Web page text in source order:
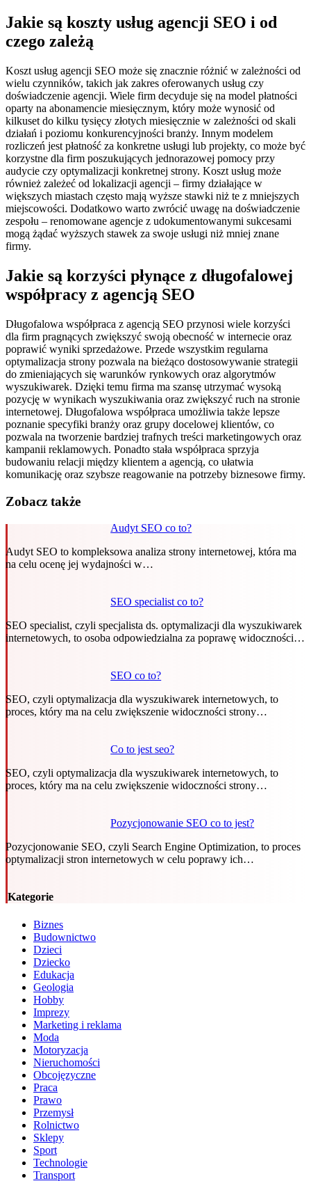
Jakie są koszty usług agencji SEO i od
czego zależą
Koszt usług agencji SEO może się znacznie różnić w zależności od
wielu czynników, takich jak zakres oferowanych usług czy
doświadczenie agencji. Wiele firm decyduje się na model płatności
oparty na abonamencie miesięcznym, który może wynosić od
kilkuset do kilku tysięcy złotych miesięcznie w zależności od skali
działań i poziomu konkurencyjności branży. Innym modelem
rozliczeń jest płatność za konkretne usługi lub projekty, co może być
korzystne dla firm poszukujących jednorazowej pomocy przy
audycie czy optymalizacji konkretnej strony. Koszt usług może
również zależeć od lokalizacji agencji – firmy działające w
większych miastach często mają wyższe stawki niż te z mniejszych
miejscowości. Dodatkowo warto zwrócić uwagę na doświadczenie
zespołu – renomowane agencje z udokumentowanymi sukcesami
mogą żądać wyższych stawek za swoje usługi niż mniej znane
firmy.
Jakie są korzyści płynące z długofalowej
współpracy z agencją SEO
Długofalowa współpraca z agencją SEO przynosi wiele korzyści
dla firm pragnących zwiększyć swoją obecność w internecie oraz
poprawić wyniki sprzedażowe. Przede wszystkim regularna
optymalizacja strony pozwala na bieżąco dostosowywanie strategii
do zmieniających się warunków rynkowych oraz algorytmów
wyszukiwarek. Dzięki temu firma ma szansę utrzymać wysoką
pozycję w wynikach wyszukiwania oraz zwiększyć ruch na stronie
internetowej. Długofalowa współpraca umożliwia także lepsze
poznanie specyfiki branży oraz grupy docelowej klientów, co
pozwala na tworzenie bardziej trafnych treści marketingowych oraz
kampanii reklamowych. Ponadto stała współpraca sprzyja
budowaniu relacji między klientem a agencją, co ułatwia
komunikację oraz szybsze reagowanie na potrzeby biznesowe firmy.
Zobacz także
Audyt SEO co to?
Audyt SEO to kompleksowa analiza strony internetowej, która ma
na celu ocenę jej wydajności w…
SEO specialist co to?
SEO specialist, czyli specjalista ds. optymalizacji dla wyszukiwarek
internetowych, to osoba odpowiedzialna za poprawę widoczności…
SEO co to?
SEO, czyli optymalizacja dla wyszukiwarek internetowych, to
proces, który ma na celu zwiększenie widoczności strony…
Co to jest seo?
SEO, czyli optymalizacja dla wyszukiwarek internetowych, to
proces, który ma na celu zwiększenie widoczności strony…
Pozycjonowanie SEO co to jest?
Pozycjonowanie SEO, czyli Search Engine Optimization, to proces
optymalizacji stron internetowych w celu poprawy ich…
Kategorie
Biznes
Budownictwo
Dzieci
Dziecko
Edukacja
Geologia
Hobby
Imprezy
Marketing i reklama
Moda
Motoryzacja
Nieruchomości
Obcojęzyczne
Praca
Prawo
Przemysł
Rolnictwo
Sklepy
Sport
Technologie
Transport